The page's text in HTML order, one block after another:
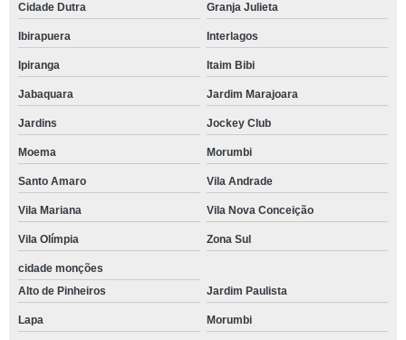
Cidade Dutra Granja Julieta
Ibirapuera Interlagos
Ipiranga Itaim Bibi
Jabaquara Jardim Marajoara
Jardins Jockey Club
Moema Morumbi
Santo Amaro Vila Andrade
Vila Mariana Vila Nova Conceição
Vila Olímpia Zona Sul
cidade monções
Alto de Pinheiros
Jardim Paulista
Lapa Morumbi